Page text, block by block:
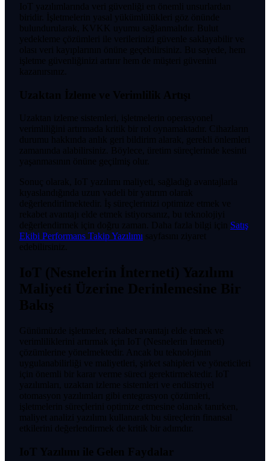
IoT yazılımlarında veri güvenliği en önemli unsurlardan
biridir. İşletmelerin yasal yükümlülükleri göz önünde
bulundurularak, KVKK uyumu sağlanmalıdır. Bulut
yedekleme çözümleri ile verilerinizi güvenle saklayabilir ve
olası veri kayıplarının önüne geçebilirsiniz. Bu sayede, hem
işletme güvenliğinizi artırır hem de müşteri güvenini
kazanırsınız.
Uzaktan İzleme ve Verimlilik Artışı
Uzaktan izleme sistemleri, işletmelerin operasyonel
verimliliğini artırmada kritik bir rol oynamaktadır. Cihazların
durumu hakkında anlık geri bildirim alarak, gerekli önlemleri
zamanında alabilirsiniz. Böylece, üretim süreçlerinde kesinti
yaşanmasının önüne geçilmiş olur.
Sonuç olarak, IoT yazılımı maliyeti, sağladığı avantajlarla
kıyaslandığında uzun vadeli bir yatırım olarak
değerlendirilmektedir. İş süreçlerinizi optimize etmek ve
rekabet avantajı elde etmek istiyorsanız, bu teknolojiyi
değerlendirmek için doğru zaman. Daha fazla bilgi için Satış
Ekibi Performans Takip Yazılımı sayfasını ziyaret
edebilirsiniz.
IoT (Nesnelerin İnterneti) Yazılımı
Maliyeti Üzerine Derinlemesine Bir
Bakış
Günümüzde işletmeler, rekabet avantajı elde etmek ve
verimliliklerini artırmak için IoT (Nesnelerin İnterneti)
çözümlerine yönelmektedir. Ancak bu teknolojinin
uygulanabilirliği ve maliyetleri, şirket sahipleri ve yöneticileri
için önemli bir karar verme süreci gerektirmektedir. IoT
yazılımları, uzaktan izleme sistemleri ve endüstriyel
otomasyon yazılımları gibi entegrasyon çözümleri,
işletmelerin süreçlerini optimize etmesine olanak tanırken,
maliyet analizi yazılımı kullanarak bu süreçlerin finansal
etkilerini değerlendirmek de kritik bir adımdır.
IoT Yazılımı ile Gelen Faydalar